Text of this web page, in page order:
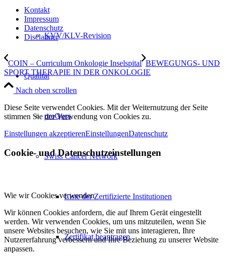
KVV/KLV-Revision
Qualität
proQura
Swiss Cancer Network
Liste der Zertifizierte Institutionen
Zertifikat beantragen
Kontakt
Impressum
Datenschutz
Disclaimer
COIN – Curriculum Onkologie Inselspital BEWEGUNGS- UND
SPORT THERAPIE IN DER ONKOLOGIE
Nach oben scrollen
Diese Seite verwendet Cookies. Mit der Weiternutzung der Seite
stimmen Sie der Verwendung von Cookies zu.
Einstellungen akzeptierenEinstellungenDatenschutz
Cookie- und Datenschutzeinstellungen
Wie wir Cookies verwenden
Wir können Cookies anfordern, die auf Ihrem Gerät eingestellt
werden. Wir verwenden Cookies, um uns mitzuteilen, wenn Sie
unsere Websites besuchen, wie Sie mit uns interagieren, Ihre
Nutzererfahrung verbessern und Ihre Beziehung zu unserer Website
anpassen.